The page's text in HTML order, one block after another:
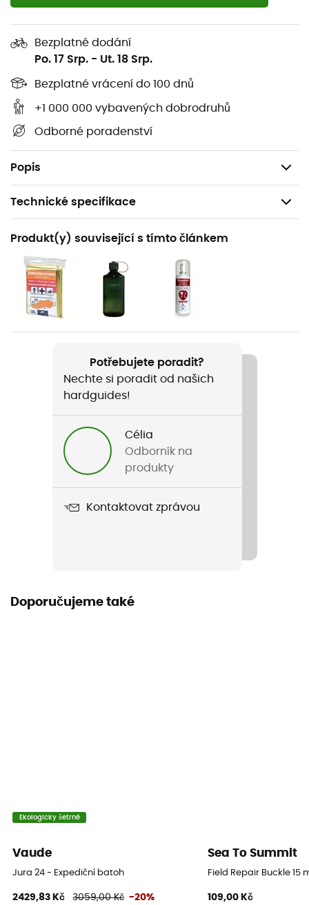
Bezplatné dodání
Po. 17 Srp. - Ut. 18 Srp.
Bezplatné vrácení do 100 dnů
+1 000 000 vybavených dobrodruhů
Odborné poradenství
Popis
2 boční síťované přihrádky
Vnitřní komprese
Háček na klíče
Hydratační systém: kompatibilní
Popruhy a sady pro přenášení nejsou součástí
Hmotnost: 1 470 g
Technické specifikace
Doporučené pro
Pěší turistika / Sportovní lezení / Cestování / Kolo /
Cykloturistika
Pohlaví
Pánské / Dámské
Název produktu
Voděodolná tkanina
Nosič hůlek
Ne
Pláštěnka
Ne
Produkt(y) související s tímto článkem
Potřebujete poradit?
Nechte si poradit od našich
hardguides!
Célia
Odborník na
produkty
Kontaktovat zprávou
Doporučujeme také
Ekologicky šetrné
Vaude
Jura 24 - Expediční batoh
2429,83 Kč 3059,00 Kč -20%
Sea To Summit
Field Repair Buckle 15
109,00 Kč